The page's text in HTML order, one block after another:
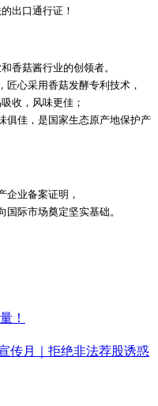
出口通行证！
香菇酱行业的创领者。
匠心采用香菇发酵专利技术，
收，风味更佳；
俱佳，是国家生态原产地保护产
企业备案证明，
际市场奠定坚实基础。
！
传月｜拒绝非法荐股诱惑